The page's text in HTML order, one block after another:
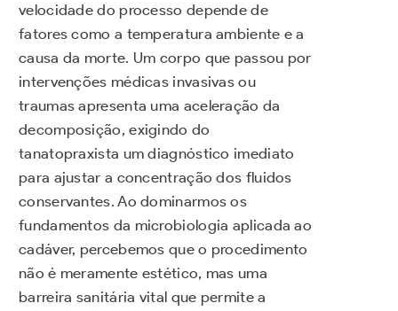
velocidade do processo depende de
fatores como a temperatura ambiente e a
causa da morte. Um corpo que passou por
intervenções médicas invasivas ou
traumas apresenta uma aceleração da
decomposição, exigindo do
tanatopraxista um diagnóstico imediato
para ajustar a concentração dos fluidos
conservantes. Ao dominarmos os
fundamentos da microbiologia aplicada ao
cadáver, percebemos que o procedimento
não é meramente estético, mas uma
barreira sanitária vital que permite a